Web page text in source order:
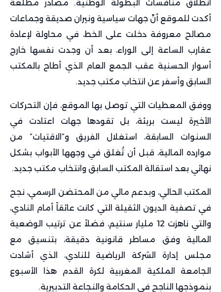
انطلاق منافسات البطولة الوطنية. مصادر مطلعة
أكدت للموقع أنّ جهات سياسية ونيران صديقة وجماعات
مصالح معروفة دخلت على الخط، في محاولة لإعادة
عقارب الساعة إلى الوراء، بعد أن وجدت نفسها خارج
أسوار الحسنية عقب الجمع العام الذي أطاح بالمكتب
السابق وأسفر عن انتخاب مكتب جديد.
ووفق المعطيات التي توصل بها الموقع، فإن التحركات
الأخيرة ليست بريئة، بل تقودها جهات اعتادت في
السنوات السابقة، استغلال الفريق و”الاقتيات” من
موارده المالية، قبل أن تُغلق في وجهها الأبواب بشكل
نهائي بعد استقالة المكتب السابق وانتخاب مكتب جديد.
المكتب الحالي، وبدعم مالي من المحتضن الرسمي، نجح
في تصفية الديون الثقيلة التي كانت عائقاً أمام النادي،
والتي ناهزت 12 مليار سنتيم، فضلاً عن ترتيب الوضعية
المالية وفق مساطر قانونية دقيقة، بتنسيق مع
مجلس إدارة الشركة الرياضية للنادي، الذي أشادت
الجامعة الملكية المغربية لكرة القدم هذا الأسبوع
بنموذجها الناجح في الحكامة والنجاعة التدبيرية.